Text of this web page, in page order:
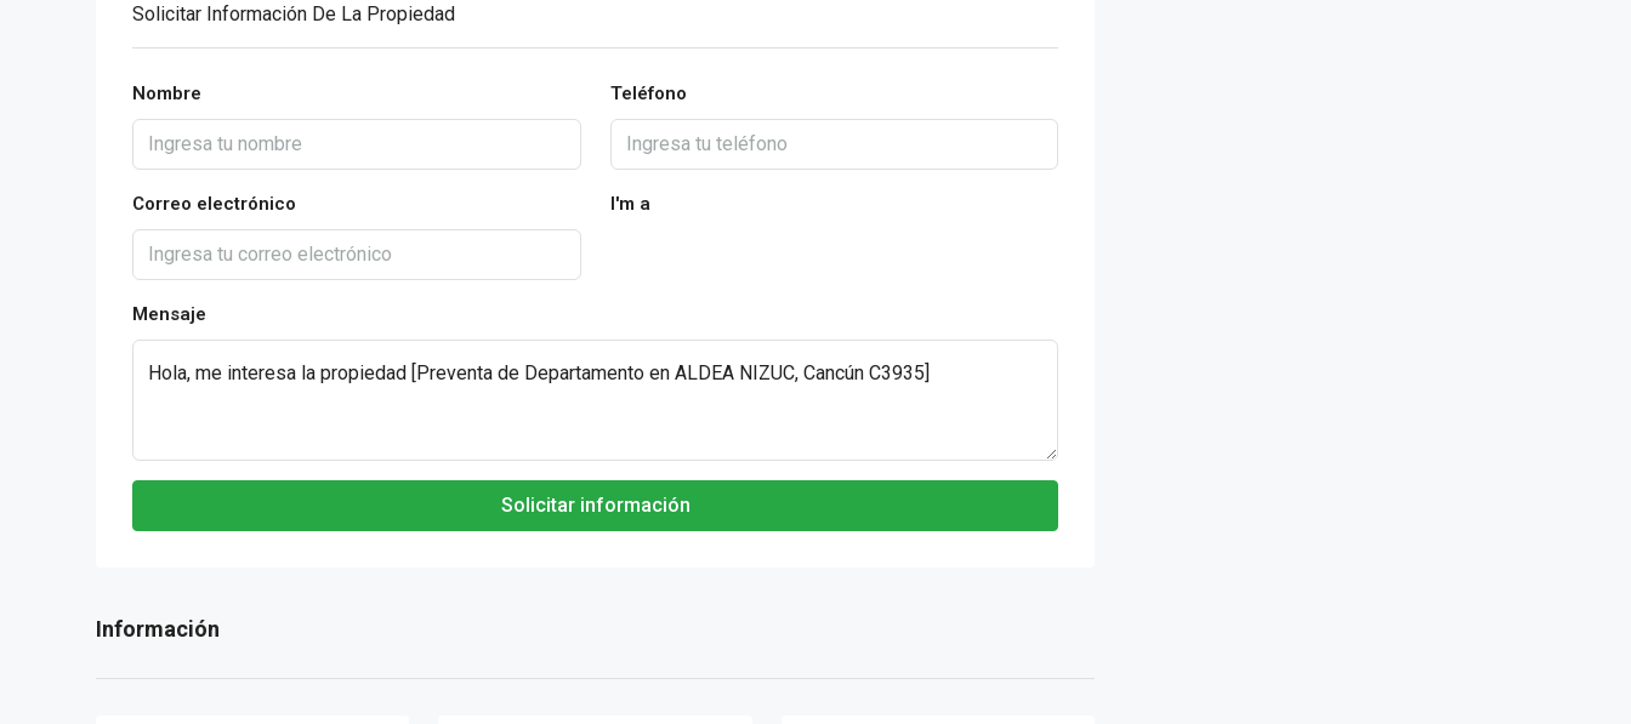
Solicitar Información De La Propiedad
Nombre Teléfono
Correo electrónico I'm a
Mensaje
Solicitar información